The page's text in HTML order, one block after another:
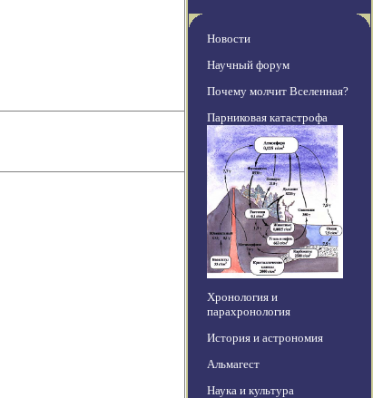
Новости
Научный форум
Почему молчит Вселенная?
Парниковая катастрофа
Хронология и
парахронология
История и астрономия
Альмагест
Наука и культура